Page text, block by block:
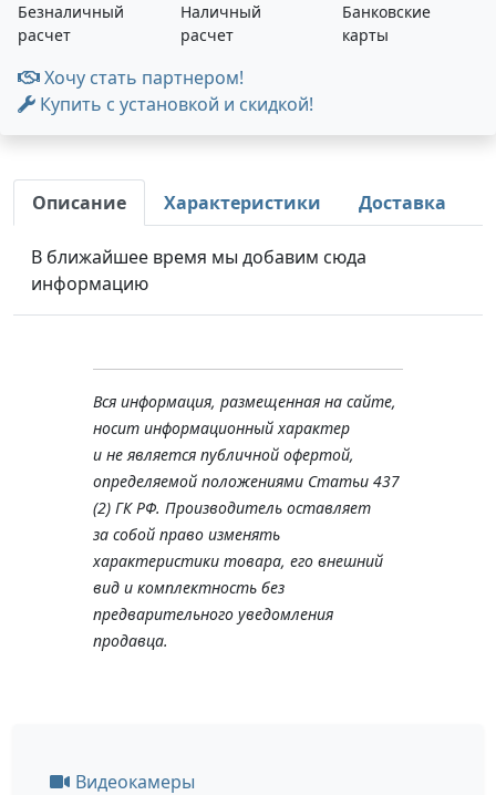
Безналичный
расчет
Наличный
расчет
Банковские
карты
Хочу стать партнером!
Купить с установкой и скидкой!
Описание Характеристики Доставка
В ближайшее время мы добавим сюда
информацию
Вся информация, размещенная на сайте,
носит информационный характер
и не является публичной офертой,
определяемой положениями Статьи 437
(2) ГК РФ. Производитель оставляет
за собой право изменять
характеристики товара, его внешний
вид и комплектность без
предварительного уведомления
продавца.
Видеокамеры